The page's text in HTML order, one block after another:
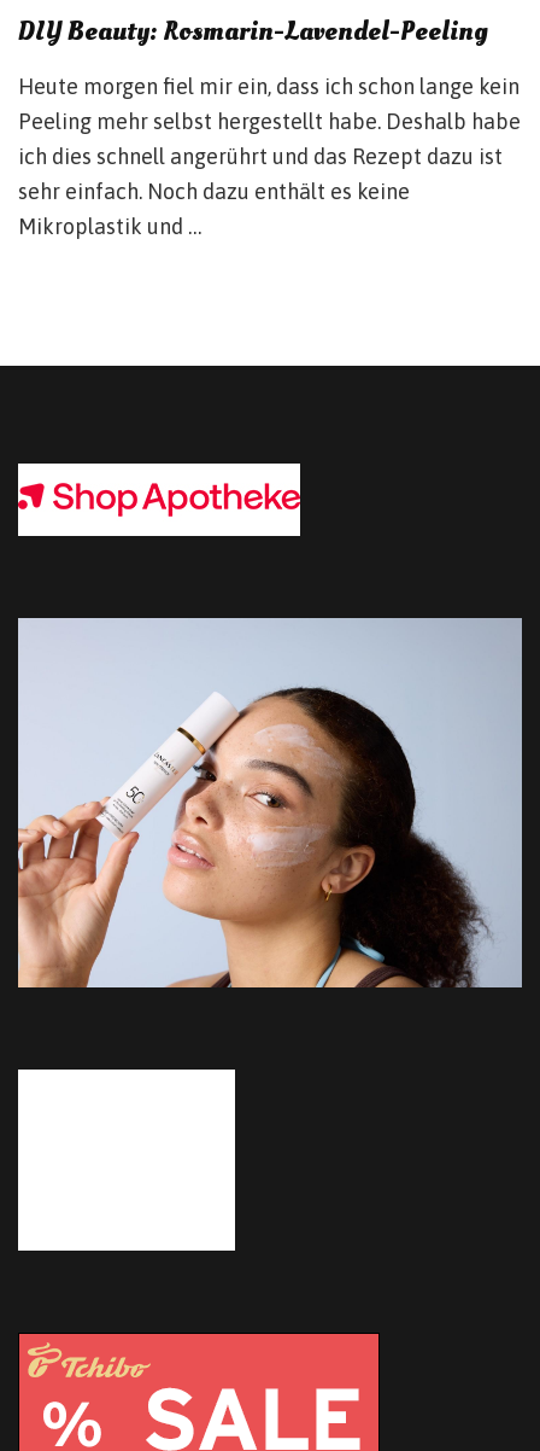
DIY Beauty: Rosmarin-Lavendel-Peeling
Heute morgen fiel mir ein, dass ich schon lange kein
Peeling mehr selbst hergestellt habe. Deshalb habe
ich dies schnell angerührt und das Rezept dazu ist
sehr einfach. Noch dazu enthält es keine
Mikroplastik und …